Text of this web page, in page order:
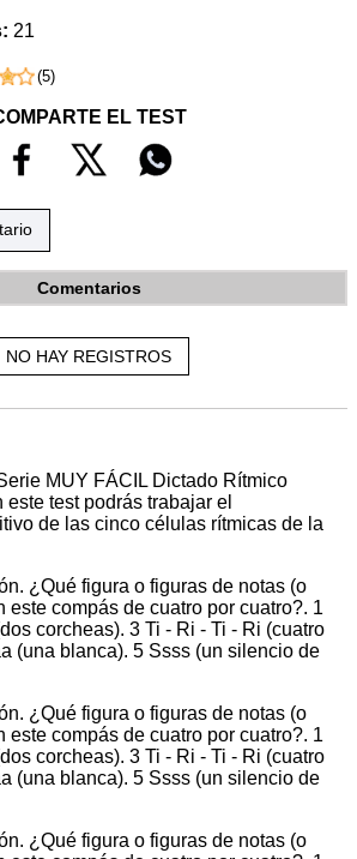
21
(5)
EL TEST
Comentarios
NO HAY REGISTROS
MUY FÁCIL Dictado Rítmico
este test podrás trabajar el
de las cinco células rítmicas de la
¿Qué figura o figuras de notas (o
este compás de cuatro por cuatro?. 1
corcheas). 3 Ti - Ri - Ti - Ri (cuatro
(una blanca). 5 Ssss (un silencio de
¿Qué figura o figuras de notas (o
este compás de cuatro por cuatro?. 1
corcheas). 3 Ti - Ri - Ti - Ri (cuatro
(una blanca). 5 Ssss (un silencio de
¿Qué figura o figuras de notas (o